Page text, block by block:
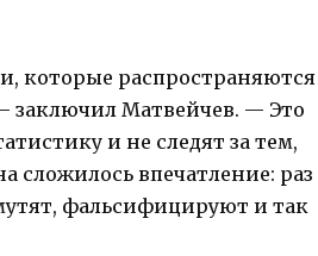
которые распространяются
заключил Матвейчев. — Это
и не следят за тем,
сложилось впечатление: раз
фальсифицируют и так